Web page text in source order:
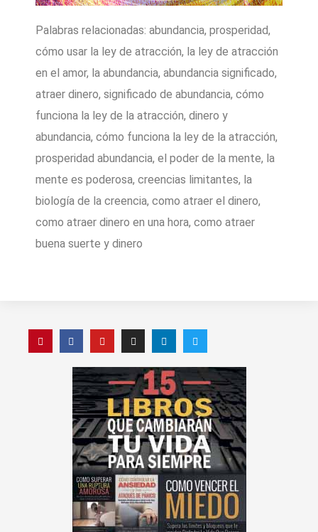
Palabras relacionadas: abundancia, prosperidad,
cómo usar la ley de atracción, la ley de atracción
en el amor, la abundancia, abundancia significado,
atraer dinero, significado de abundancia, cómo
funciona la ley de la atracción, dinero y
abundancia, cómo funciona la ley de la atracción,
prosperidad abundancia, el poder de la mente, la
mente es poderosa, creencias limitantes, la
biología de la creencia, como atraer el dinero,
como atraer dinero en una hora, como atraer
buena suerte y dinero